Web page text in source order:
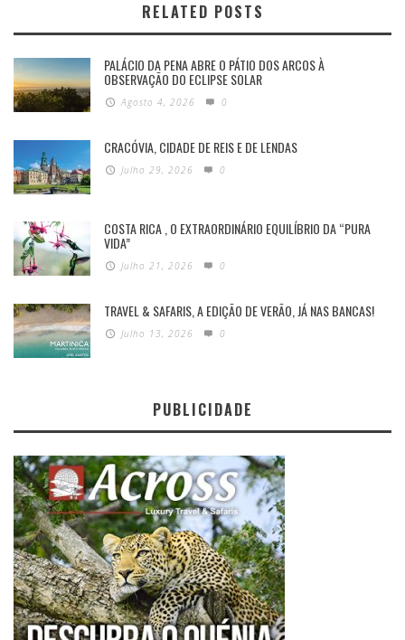
RELATED POSTS
PALÁCIO DA PENA ABRE O PÁTIO DOS ARCOS À
OBSERVAÇÃO DO ECLIPSE SOLAR
Agosto 4, 2026 0
CRACÓVIA, CIDADE DE REIS E DE LENDAS
Julho 29, 2026 0
COSTA RICA , O EXTRAORDINÁRIO EQUILÍBRIO DA “PURA
VIDA”
Julho 21, 2026 0
TRAVEL & SAFARIS, A EDIÇÃO DE VERÃO, JÁ NAS BANCAS!
Julho 13, 2026 0
PUBLICIDADE